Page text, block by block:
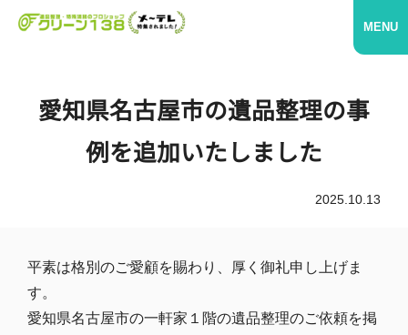
MENU
愛知県名古屋市の遺品整理の事
例を追加いたしました
2025.10.13
平素は格別のご愛顧を賜わり、厚く御礼申し上げま
す。
愛知県名古屋市の一軒家１階の遺品整理のご依頼を掲